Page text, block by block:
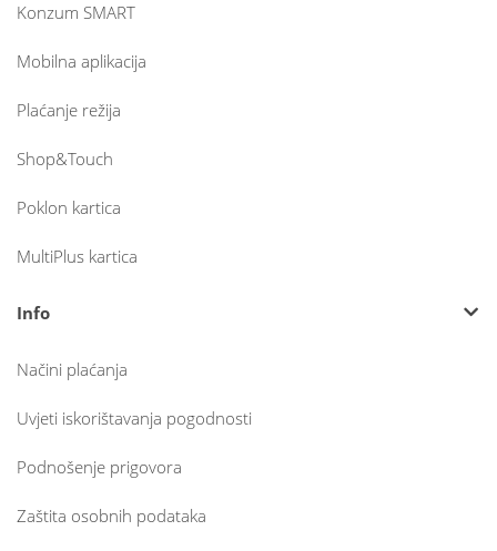
Konzum SMART
Mobilna aplikacija
Plaćanje režija
Shop&Touch
Poklon kartica
MultiPlus kartica
Info
Načini plaćanja
Uvjeti iskorištavanja pogodnosti
Podnošenje prigovora
Zaštita osobnih podataka